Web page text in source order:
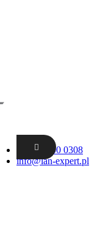
+48 62 300 0308
info@lan-expert.pl